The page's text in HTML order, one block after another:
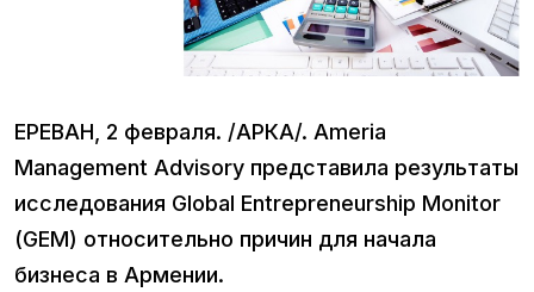
ЕРЕВАН, 2 февраля. /АРКА/. Ameria
Management Advisory представила результаты
исследования Global Entrepreneurship Monitor
(GEM) относительно причин для начала
бизнеса в Армении.